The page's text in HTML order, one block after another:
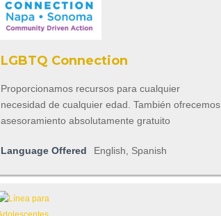
LGBTQ Connection
Proporcionamos recursos para cualquier
necesidad de cualquier edad. También ofrecemos
asesoramiento absolutamente gratuito
Language Offered English, Spanish